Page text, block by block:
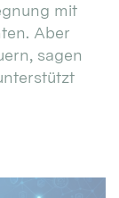
mit
Aber
sagen